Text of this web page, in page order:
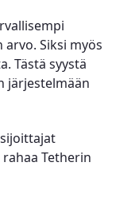
Siksi myös
Tästä syystä
järjestelmään
Tetherin